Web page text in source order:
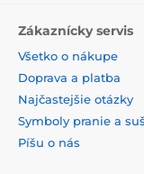
Zákaznícky servis
Všetko o nákupe
Doprava a platba
Najčastejšie otázky
Symboly pranie a
Píšu o nás